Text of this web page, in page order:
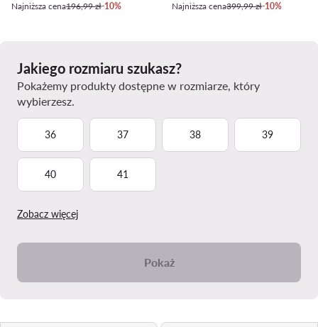
Najniższa cena196,99 zł-10%
Najniższa cena399,99 zł-10%
Jakiego rozmiaru szukasz?
Pokażemy produkty dostępne w rozmiarze, który
wybierzesz.
36 37 38 39
40 41
Zobacz więcej
Pokaż